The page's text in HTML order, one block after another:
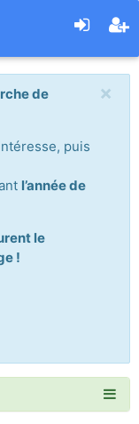
×
de
puis
l’année de
le
!